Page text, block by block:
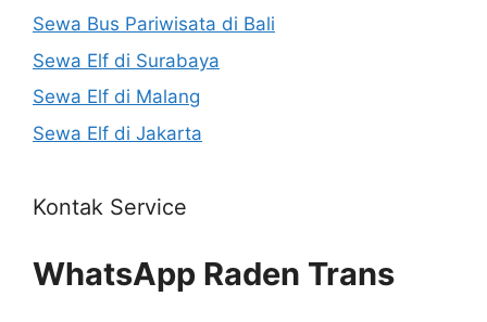
Sewa Bus Pariwisata di Bali
Sewa Elf di Surabaya
Sewa Elf di Malang
Sewa Elf di Jakarta
Kontak Service
WhatsApp Raden Trans